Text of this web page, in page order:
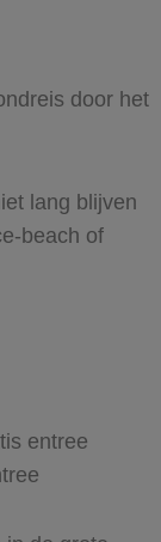
door het
lang blijven
beach of
entree